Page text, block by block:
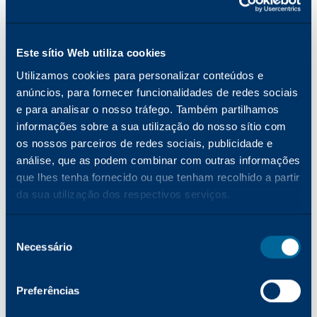
Este sítio Web utiliza cookies
Utilizamos cookies para personalizar conteúdos e
anúncios, para fornecer funcionalidades de redes sociais
e para analisar o nosso tráfego. Também partilhamos
informações sobre a sua utilização do nosso sítio com
os nossos parceiros de redes sociais, publicidade e
análise, que as podem combinar com outras informações
que lhes tenha fornecido ou que tenham recolhido a partir
da sua utilização dos respectivos serviços.
Necessário
Preferências
utilizados são reciclados de acordo com as
leis locais.
Novas lâminas de limpeza de tambor
Katun, instaladas em cada cartucho de
tambor Katun, cumprem tolerâncias de
fabrico extremamente rigorosas e contam
com o processo de certificação Katun®
Performance™ 360º. Para proteger contra a
rotação da lâmina e minimizar a abrasão do
fotorreceptor no arranque, cada lâmina e
fotorreceptor são lubrificados com a
Novos Fios Corona
: Quando aplicável, um
instalado no conjunto corona
meticulosamente limpo de cada cartucho de